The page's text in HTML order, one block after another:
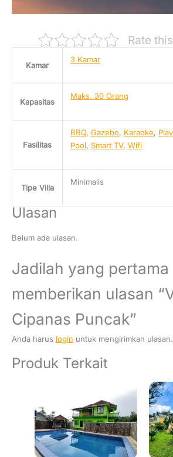
Rate
Kamar
3 Kamar
Kapasitas
Maks. 30 Orang
Fasilitas
BBQ, Gazebo, Karaoke,
Pool, Smart TV, Wifi
Tipe Villa
Minimalis
Ulasan
Belum ada ulasan.
Jadilah yang pertama
memberikan ulasan
Cipanas Puncak”
Anda harus login untuk mengirimkan ulasan.
Produk Terkait